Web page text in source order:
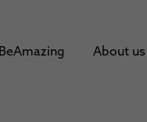
BeAmazing About us